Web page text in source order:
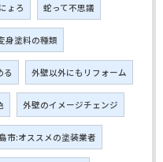
ょろ 蛇って不思議
身塗料の種類
る 外壁以外にもリフォーム
外壁のイメージチェンジ
市:オススメの塗装業者